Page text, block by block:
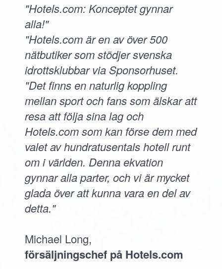
"Hotels.com: Konceptet gynnar
alla!"
"Hotels.com är en av över 500
nätbutiker som stödjer svenska
idrottsklubbar via Sponsorhuset.
"Det finns en naturlig koppling
mellan sport och fans som älskar att
resa att följa sina lag och
Hotels.com som kan förse dem med
valet av hundratusentals hotell runt
om i världen. Denna ekvation
gynnar alla parter, och vi är mycket
glada över att kunna vara en del av
detta."
Michael Long,
försäljningschef på Hotels.com